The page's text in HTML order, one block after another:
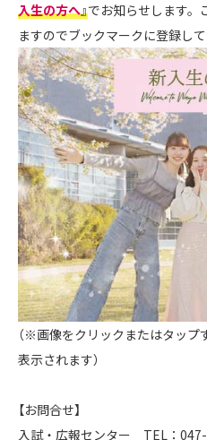
入生の方へ』でお知らせします。
ますのでブックマークに登録して
（※画像をクリックまたはタップ
表示されます）
【お問合せ】
入試・広報センター TEL：